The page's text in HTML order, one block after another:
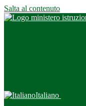
Salta al contenuto
Italiano